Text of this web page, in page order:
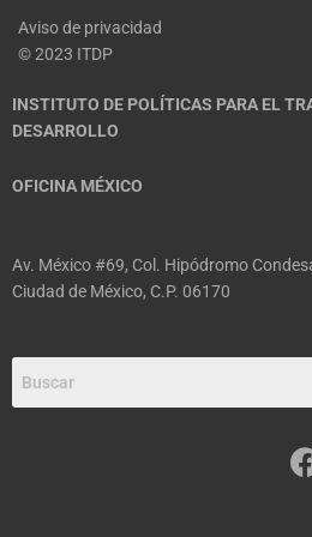
Aviso de privacidad
© 2023 ITDP
INSTITUTO DE POLÍTICAS PARA EL
DESARROLLO
OFICINA MÉXICO
Av. México #69, Col. Hipódromo
Ciudad de México, C.P. 06170